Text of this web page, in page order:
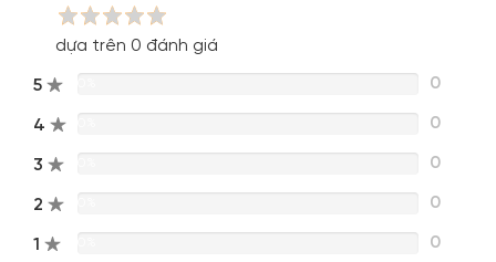
dựa trên 0 đánh giá
5 0
4 0
3 0
2 0
1 0